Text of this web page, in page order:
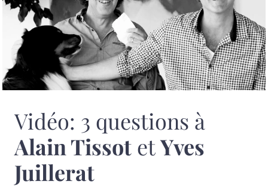
Vidéo: 3 questions à
Alain Tissot etYves
Juillerat